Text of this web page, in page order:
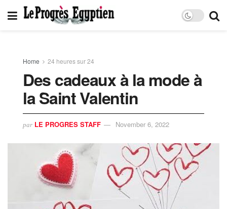
Home 24 heures sur 24
Des cadeaux à la mode à
la Saint Valentin
par LE PROGRES STAFF November 6, 2022